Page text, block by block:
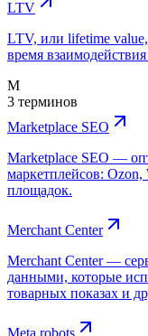
LTV
LTV, или lifetime
время
M
3 терминов
Marketplace SEO
Marketplace SEO —
маркетплейсов:
площадок.
Merchant Center
Merchant Center —
данными, которые
товарных показах и
Meta robots